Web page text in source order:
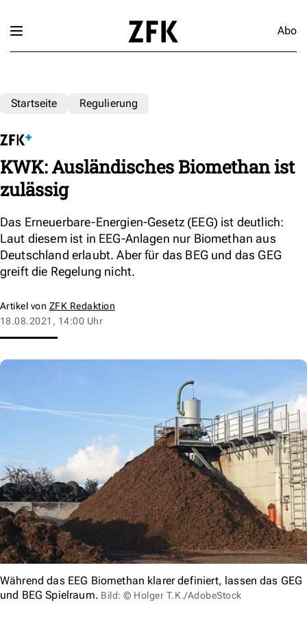
Abo
Startseite Regulierung
KWK: Ausländisches Biomethan ist
zulässig
Das Erneuerbare-Energien-Gesetz (EEG) ist deutlich:
Laut diesem ist in EEG-Anlagen nur Biomethan aus
Deutschland erlaubt. Aber für das BEG und das GEG
greift die Regelung nicht.
Artikel von ZFK Redaktion
18.08.2021, 14:00 Uhr
Während das EEG Biomethan klarer definiert, lassen das GEG
und BEG Spielraum. Bild: © Holger T.K./AdobeStock